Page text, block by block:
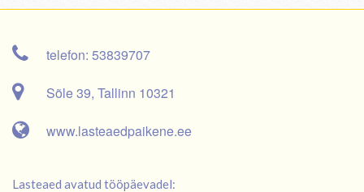
telefon: 53839707
Sõle 39, Tallinn 10321
www.lasteaedpaikene.ee
Lasteaed avatud tööpäevadel: